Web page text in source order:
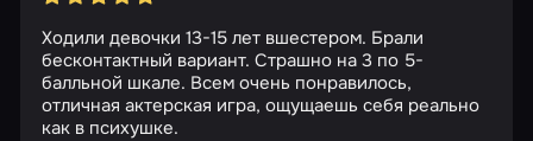
Ходили девочки 13-15 лет вшестером. Брали
бесконтактный вариант. Страшно на 3 по 5-
балльной шкале. Всем очень понравилось,
отличная актерская игра, ощущаешь себя реально
как в психушке.